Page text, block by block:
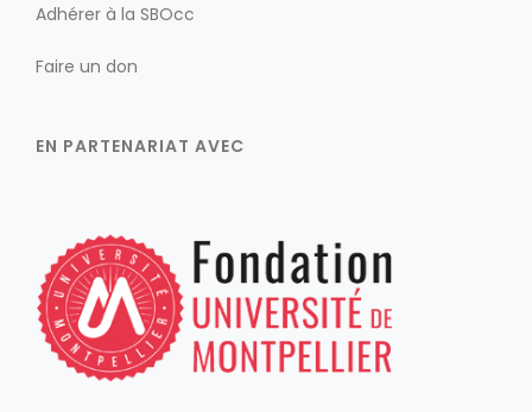
Adhérer à la SBOcc
Faire un don
EN PARTENARIAT AVEC